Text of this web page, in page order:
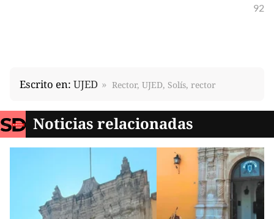
92
Escrito en: UJED Rector, UJED, Solís, rector
Noticias relacionadas